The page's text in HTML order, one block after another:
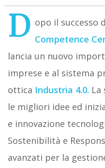
D opo il successo
Competence
lancia un nuovo
imprese e al sistema
ottica Industria 4.0. La
le migliori idee ed
e innovazione
Sostenibilità e
avanzati per la